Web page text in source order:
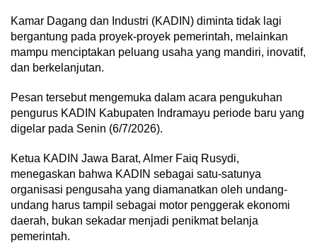
Kamar Dagang dan Industri (KADIN) diminta tidak lagi
bergantung pada proyek-proyek pemerintah, melainkan
mampu menciptakan peluang usaha yang mandiri, inovatif,
dan berkelanjutan.
Pesan tersebut mengemuka dalam acara pengukuhan
pengurus KADIN Kabupaten Indramayu periode baru yang
digelar pada Senin (6/7/2026).
Ketua KADIN Jawa Barat, Almer Faiq Rusydi,
menegaskan bahwa KADIN sebagai satu-satunya
organisasi pengusaha yang diamanatkan oleh undang-
undang harus tampil sebagai motor penggerak ekonomi
daerah, bukan sekadar menjadi penikmat belanja
pemerintah.